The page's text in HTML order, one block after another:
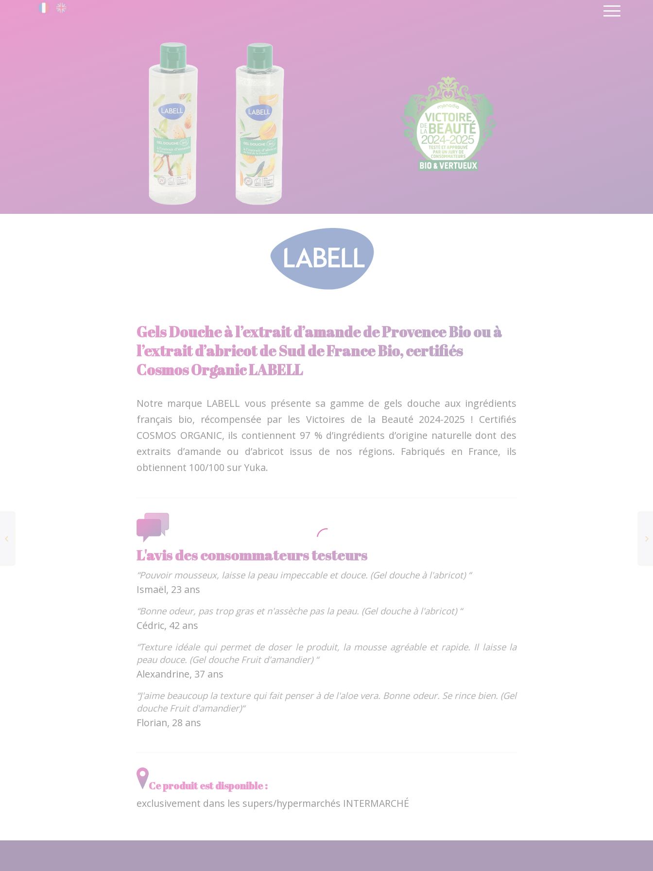
Gels Douche à l’extrait d’amande de Provence Bio ou à
l’extrait d’abricot de Sud de France Bio, certifiés
Cosmos Organic LABELL
Notre marque LABELL vous présente sa gamme de gels douche aux ingrédients
français bio, récompensée par les Victoires de la Beauté 2024-2025 ! Certifiés
COSMOS ORGANIC, ils contiennent 97 % d’ingrédients d’origine naturelle dont des
extraits d’amande ou d’abricot issus de nos régions. Fabriqués en France, ils
obtiennent 100/100 sur Yuka.
L'avis des consommateurs testeurs
“Pouvoir mousseux, laisse la peau impeccable et douce. (Gel douche à l'abricot) “
Ismaël, 23 ans
“Bonne odeur, pas trop gras et n'assèche pas la peau. (Gel douche à l'abricot) “
Cédric, 42 ans
“Texture idéale qui permet de doser le produit, la mousse agréable et rapide. Il laisse la
peau douce. (Gel douche Fruit d'amandier) “
Alexandrine, 37 ans
“J'aime beaucoup la texture qui fait penser à de l'aloe vera. Bonne odeur. Se rince bien. (Gel
douche Fruit d'amandier)“
Florian, 28 ans
Ce produit est disponible :
exclusivement dans les supers/hypermarchés INTERMARCHÉ